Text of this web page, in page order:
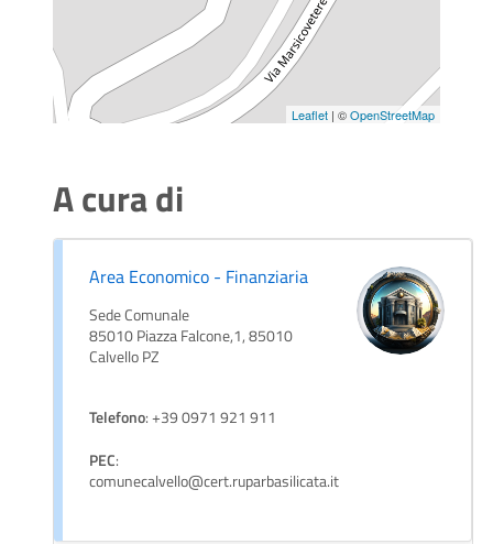
Leaflet | ©OpenStreetMap
A cura di
Area Economico - Finanziaria
Sede Comunale
85010 Piazza Falcone,1, 85010
Calvello PZ
Telefono: +39 0971 921 911
PEC:
comunecalvello@cert.ruparbasilicata.it